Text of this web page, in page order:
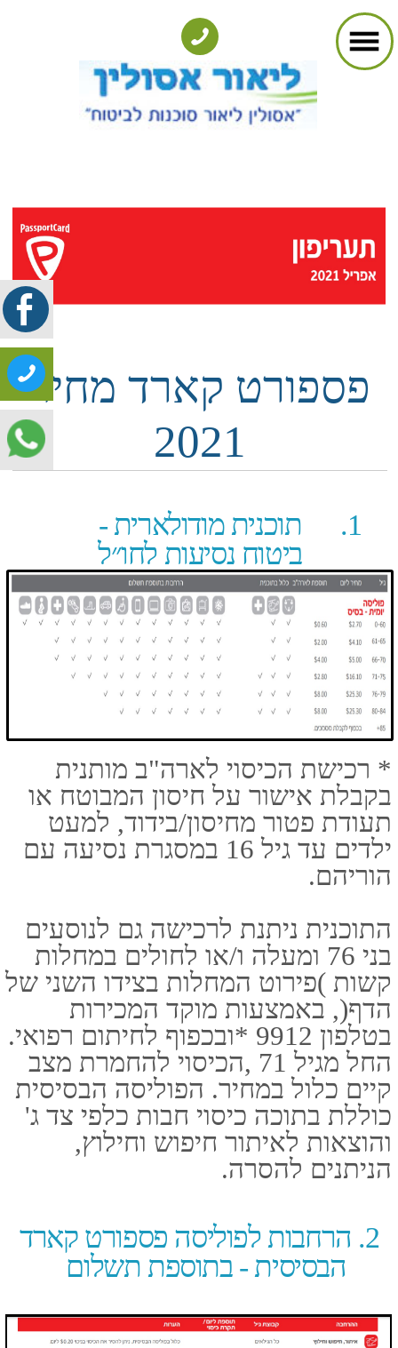
תוכנית מודולארית -
ביטוח נסיעות לחו״ל​
* רכישת הכיסוי לארה"ב מותנית
בקבלת אישור על חיסון המבוטח או
תעודת פטור מחיסון/בידוד, למעט
ילדים עד גיל 16 במסגרת נסיעה עם
הוריהם.
התוכנית ניתנת לרכישה גם לנוסעים
בני 76 ומעלה ו/או לחולים במחלות
קשות )פירוט המחלות בצידו השני של
הדף(, באמצעות מוקד המכירות
בטלפון 9912 *ובכפוף לחיתום רפואי.
החל מגיל 71 ,הכיסוי להחמרת מצב
קיים כלול במחיר. הפוליסה הבסיסית
כוללת בתוכה כיסוי חבות כלפי צד ג'
והוצאות לאיתור חיפוש וחילוץ,
הניתנים להסרה.​
* בתקופת מגיפה, ובהתאם
להתפתחויות בישראל ובעולם,
ובתנאי הקבלה לביטוח.
פספורט קארד מחיר
2021​